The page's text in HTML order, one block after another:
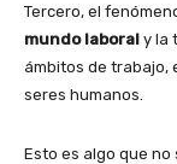
Tercero, el
mundo laboral y la
ámbitos de trabajo,
seres humanos.
Esto es algo que